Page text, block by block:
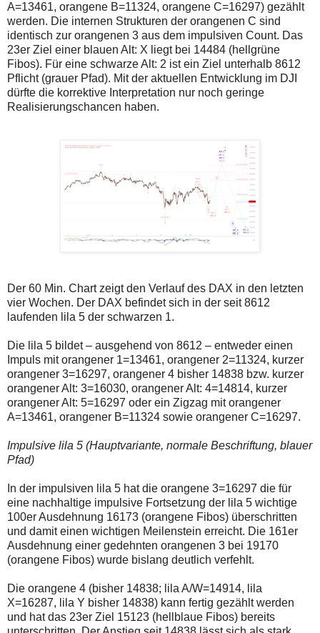
A=13461, orangene B=11324, orangene C=16297) gezählt
werden. Die internen Strukturen der orangenen C sind
identisch zur orangenen 3 aus dem impulsiven Count. Das
23er Ziel einer blauen Alt: X liegt bei 14484 (hellgrüne
Fibos). Für eine schwarze Alt: 2 ist ein Ziel unterhalb 8612
Pflicht (grauer Pfad). Mit der aktuellen Entwicklung im DJI
dürfte die korrektive Interpretation nur noch geringe
Realisierungschancen haben.
Der 60 Min. Chart zeigt den Verlauf des DAX in den letzten
vier Wochen. Der DAX befindet sich in der seit 8612
laufenden lila 5 der schwarzen 1.
Die lila 5 bildet – ausgehend von 8612 – entweder einen
Impuls mit orangener 1=13461, orangener 2=11324, kurzer
orangener 3=16297, orangener 4 bisher 14838 bzw. kurzer
orangener Alt: 3=16030, orangener Alt: 4=14814, kurzer
orangener Alt: 5=16297 oder ein Zigzag mit orangener
A=13461, orangener B=11324 sowie orangener C=16297.
Impulsive lila 5 (Hauptvariante, normale Beschriftung, blauer
Pfad)
In der impulsiven lila 5 hat die orangene 3=16297 die für
eine nachhaltige impulsive Fortsetzung der lila 5 wichtige
100er Ausdehnung 16173 (orangene Fibos) überschritten
und damit einen wichtigen Meilenstein erreicht. Die 161er
Ausdehnung einer gedehnten orangenen 3 bei 19170
(orangene Fibos) wurde bislang deutlich verfehlt.
Die orangene 4 (bisher 14838; lila A/W=14914, lila
X=16287, lila Y bisher 14838) kann fertig gezählt werden
und hat das 23er Ziel 15123 (hellblaue Fibos) bereits